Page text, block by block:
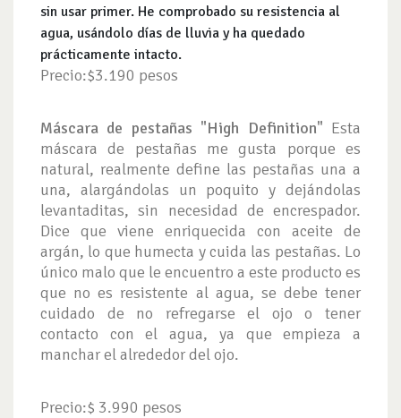
sin usar primer. He comprobado su resistencia al
agua, usándolo días de lluvia y ha quedado
prácticamente intacto.
Precio:$3.190 pesos
Máscara de pestañas "High Definition" Esta
máscara de pestañas me gusta porque es
natural, realmente define las pestañas una a
una, alargándolas un poquito y dejándolas
levantaditas, sin necesidad de encrespador.
Dice que viene enriquecida con aceite de
argán, lo que humecta y cuida las pestañas. Lo
único malo que le encuentro a este producto es
que no es resistente al agua, se debe tener
cuidado de no refregarse el ojo o tener
contacto con el agua, ya que empieza a
manchar el alrededor del ojo.
Precio:$ 3.990 pesos